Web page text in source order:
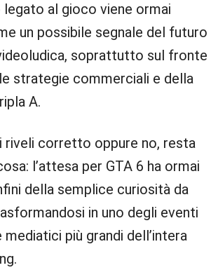
al gioco viene ormai
un possibile segnale del futuro
soprattutto sul fronte
strategie commerciali e della
A.
riveli corretto oppure no, resta
l’attesa per GTA 6 ha ormai
della semplice curiosità da
in uno degli eventi
più grandi dell’intera